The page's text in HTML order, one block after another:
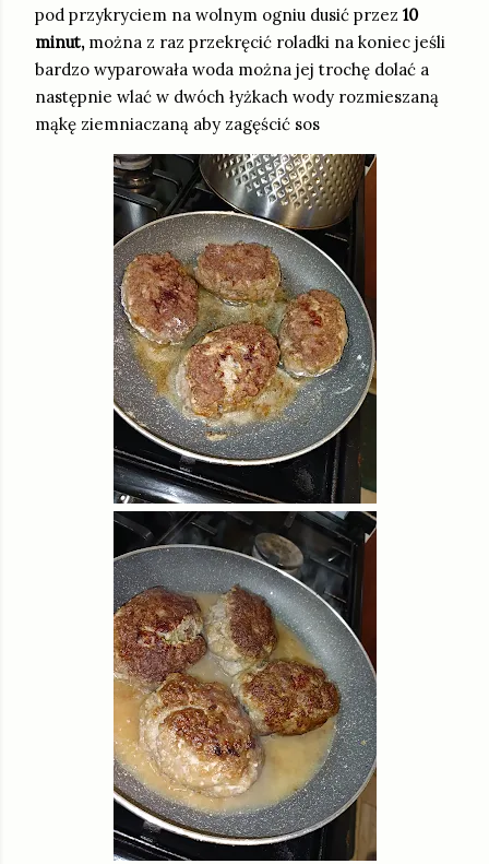
pod przykryciem na wolnym ogniu dusić przez 10
minut, można z raz przekręcić roladki na koniec jeśli
bardzo wyparowała woda można jej trochę dolać a
następnie wlać w dwóch łyżkach wody rozmieszaną
mąkę ziemniaczaną aby zagęścić sos